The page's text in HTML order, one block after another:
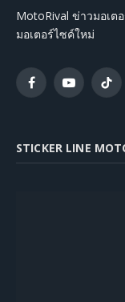
MotoRival ข่าวมอเต
มอเตอร์ไซค์ใหม่
FacebookYouTube
STICKER LINE